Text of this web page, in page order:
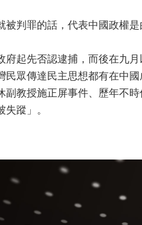
被判罪的話，代表中國政
府起先否認逮捕，而後在九
民眾傳達民主思想都有在中
副教授施正屏事件、歷年不
蹤」。